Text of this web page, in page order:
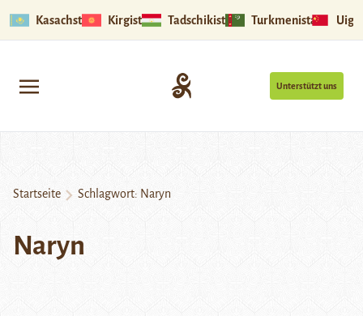
Kasachstan Kirgistan Tadschikistan Turkmenistan
Unterstützt uns
Startseite Schlagwort: Naryn
Naryn